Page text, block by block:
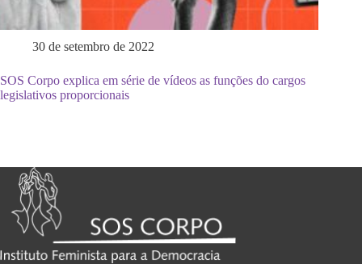
30 de setembro de 2022
SOS Corpo explica em série de vídeos as funções do cargos
legislativos proporcionais